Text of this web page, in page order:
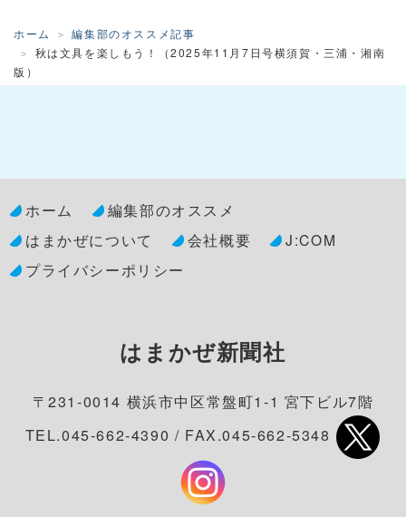
ホーム
編集部のオススメ記事
秋は文具を楽しもう！（2025年11月7日号横須賀・三浦・湘南
版）
ホーム
編集部のオススメ
はまかぜについて
会社概要
J:COM
プライバシーポリシー
はまかぜ新聞社
〒231-0014 横浜市中区常盤町1-1 宮下ビル7階
TEL.045-662-4390 / FAX.045-662-5348